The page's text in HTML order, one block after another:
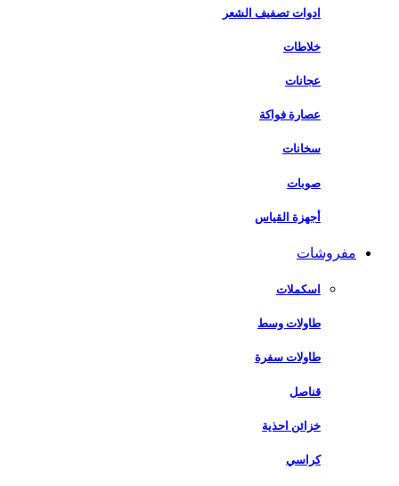
ادوات تصفيف الشعر
خلاطات
عجانات
عصارة فواكة
سخانات
صوبات
أجهزة القياس
مفروشات
اسكملات
طاولات وسط
طاولات سفرة
قناصل
خزائن احذية
كراسي